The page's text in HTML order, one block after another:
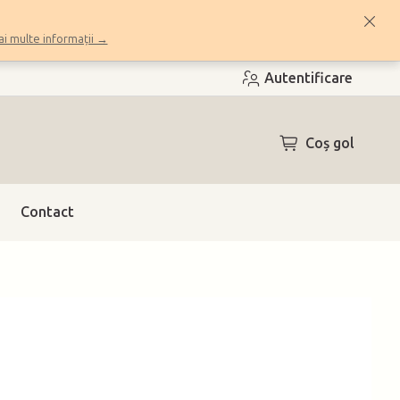
multe informații →
Autentificare
COŞ
Coş gol
Contact